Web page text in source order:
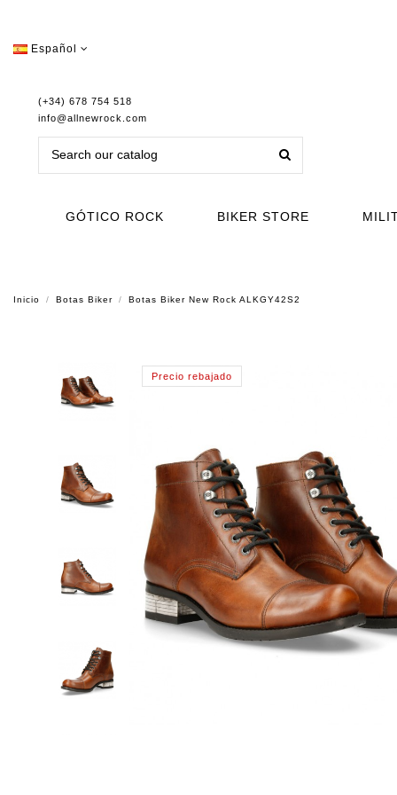
Español
(+34) 678 754 518
info@allnewrock.com
GÓTICO ROCK BIKER STORE
Inicio Botas Biker Botas Biker New Rock ALKGY42S2
Precio rebajado